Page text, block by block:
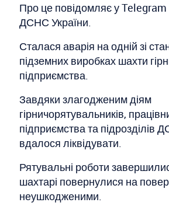
Про це повідомляє у
ДСНС України.
Сталася аварія на одній зі
підземних виробках шахти
підприємства.
Завдяки злагодженим діям
гірничорятувальників,
підприємства та підрозділів
вдалося ліквідувати.
Рятувальні роботи
шахтарі повернулися на
неушкодженими.